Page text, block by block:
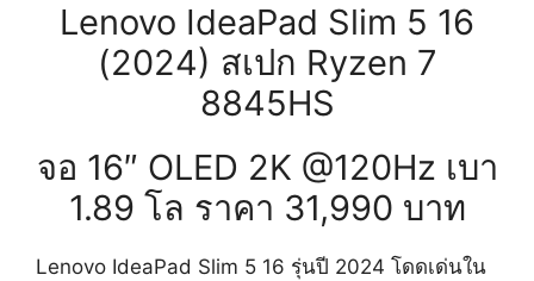
Lenovo IdeaPad Slim 5 16
(2024) สเปก Ryzen 7
8845HS
จอ 16″ OLED 2K @120Hz เบา
1.89 โล ราคา 31,990 บาท
Lenovo IdeaPad Slim 5 16 รุ่นปี 2024 โดดเด่นใน